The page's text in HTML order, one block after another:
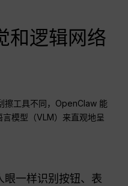
和逻辑网络
擦工具不同，OpenClaw 能
模型（VLM）来直观地呈
眼一样识别按钮、表